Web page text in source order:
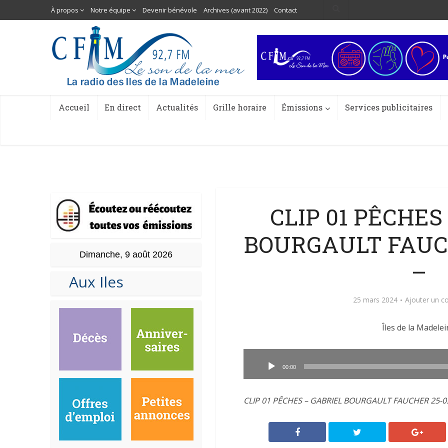
À propos Notre équipe Devenir bénévole Archives (avant 2022) Contact
Accueil En direct Actualités Grille horaire Émissions Services publicitaires
Dimanche, 9 août 2026
Aux Iles
CLIP 01
BOURGAULT
–
25 mars 2024 Ajouter un
Îles de la
00:00
CLIP 01 PÊCHES – GABRIEL BOURGAULT FAUCHER 25-